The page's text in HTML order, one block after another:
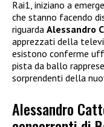
Rai1, iniziano a
che stanno facendo
riguarda Alessandro
apprezzati della
esistono conferme
pista da ballo
sorprendenti della
Alessandro